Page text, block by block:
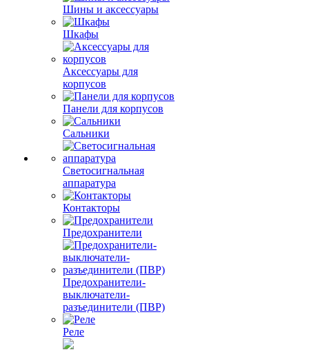
Шины и аксессуары
Шкафы
Аксессуары для
корпусов
Панели для корпусов
Сальники
Светосигнальная
аппаратура
Контакторы
Предохранители
Предохранители-
выключатели-
разъединители (ПВР)
Реле